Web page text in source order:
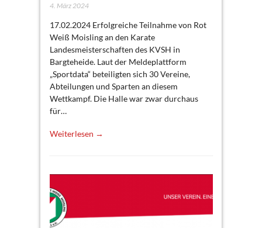
4. März 2024
17.02.2024 Erfolgreiche Teilnahme von Rot
Weiß Moisling an den Karate
Landesmeisterschaften des KVSH in
Bargteheide. Laut der Meldeplattform
„Sportdata“ beteiligten sich 30 Vereine,
Abteilungen und Sparten an diesem
Wettkampf. Die Halle war zwar durchaus
für…
Weiterlesen →